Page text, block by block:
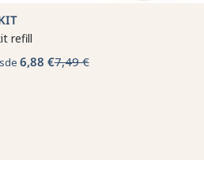
refill
6,88 €7,49 €